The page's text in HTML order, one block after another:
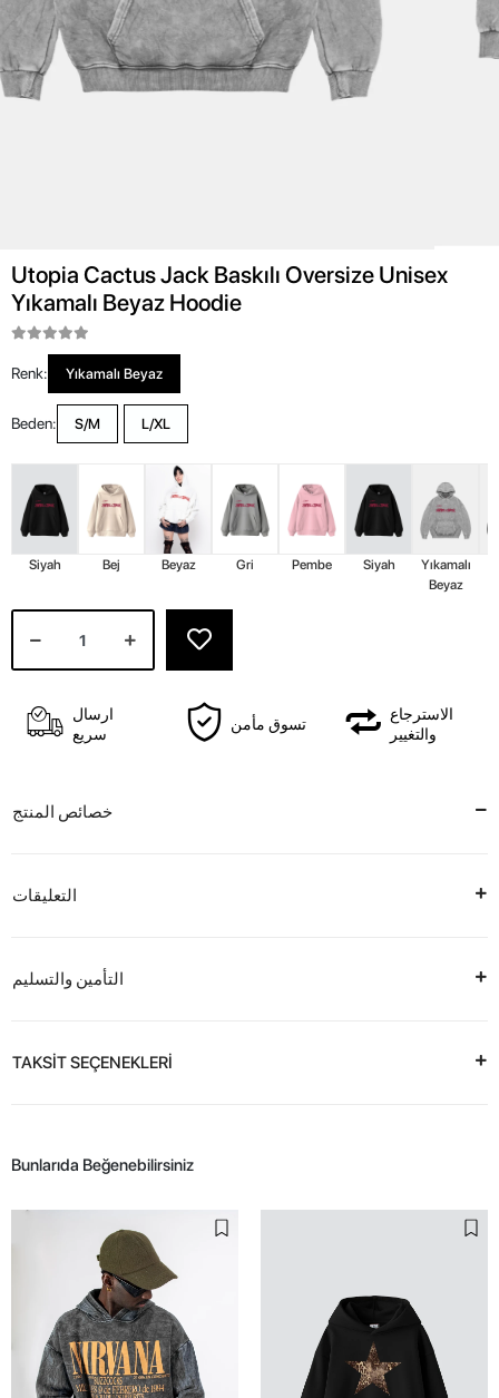
Utopia Cactus Jack Baskılı Oversize Unisex
Yıkamalı Beyaz Hoodie
Renk: Yıkamalı Beyaz
Beden: S/M L/XL
Siyah Bej Beyaz Gri Pembe Siyah
Yıkamalı
Beyaz
ارسال
سريع
تسوق مأمن
الاسترجاع
والتغيير
خصائص المنتج
التعليقات
التأمين والتسليم
TAKSİT SEÇENEKLERİ
Bunlarıda Beğenebilirsiniz